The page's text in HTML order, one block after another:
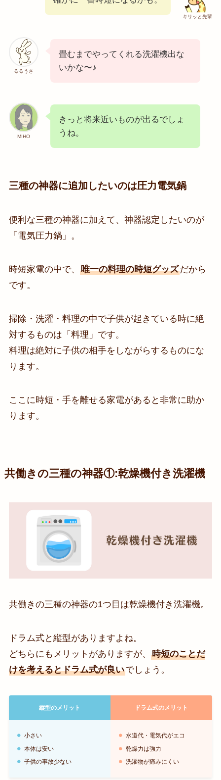
キリッと先輩
るるうさ
畳むまでやってくれる洗濯機出な
いかな〜♪
MIHO
きっと将来近いものが出るでしょ
うね。
三種の神器に追加したいのは圧力電気鍋
便利な三種の神器に加えて、神器認定したいのが
「電気圧力鍋」。
時短家電の中で、 唯一の料理の時短グッズだから
です。
掃除・洗濯・料理の中で子供が起きている時に絶
対するものは「料理」です。
料理は絶対に子供の相手をしながらするものにな
ります。
ここに時短・手を離せる家電があると非常に助か
ります。
共働きの三種の神器①:乾燥機付き洗濯機
共働きの三種の神器の1つ目は乾燥機付き洗濯機。
ドラム式と縦型がありますよね。
どちらにもメリットがありますが、 時短のことだ
けを考えるとドラム式が良いでしょう。
縦型のメリット ドラム式のメリット
小さい
本体は安い
子供の事故少ない
水道代・電気代がエコ
乾燥力は強力
洗濯物が痛みにくい